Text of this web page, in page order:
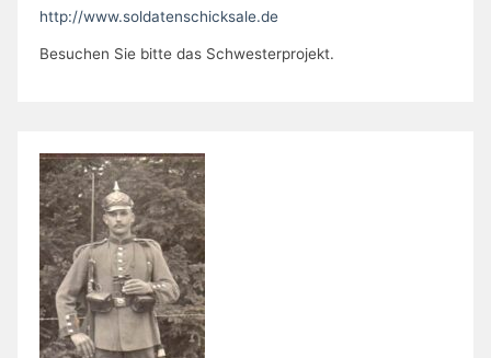
http://www.soldatenschicksale.de
Besuchen Sie bitte das Schwesterprojekt.